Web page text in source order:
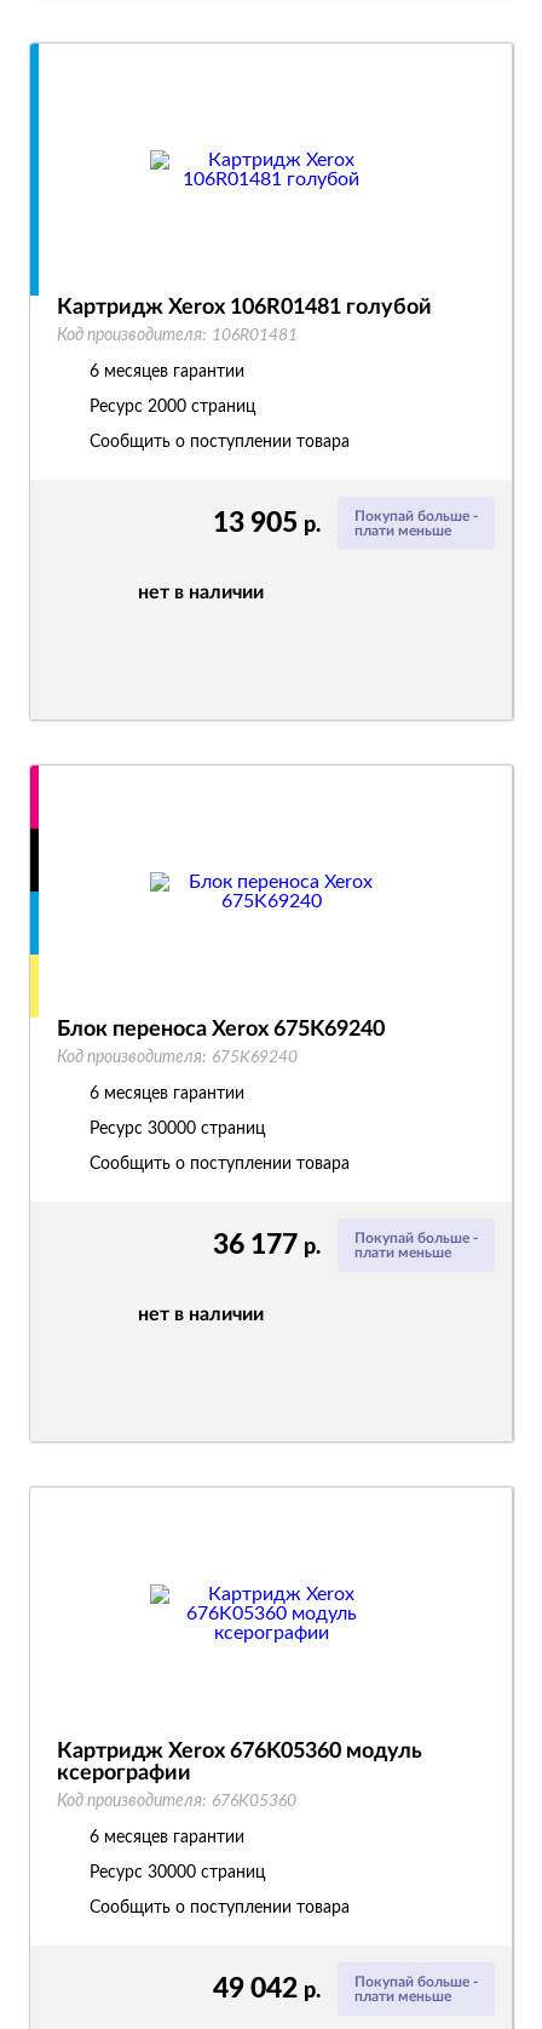
Покупай больше -
плати меньше
13 905 р.
нет в наличии
Картридж Xerox 106R01481 голубой
Код производителя: 106R01481
6 месяцев гарантии
Ресурс 2000 страниц
Сообщить о поступлении товара
Покупай больше -
плати меньше
36 177 р.
нет в наличии
Блок переноса Xerox 675K69240
Код производителя: 675K69240
6 месяцев гарантии
Ресурс 30000 страниц
Сообщить о поступлении товара
Покупай больше -
плати меньше
49 042 р.
Картридж Xerox 676K05360 модуль
ксерографии
Код производителя: 676K05360
6 месяцев гарантии
Ресурс 30000 страниц
Сообщить о поступлении товара